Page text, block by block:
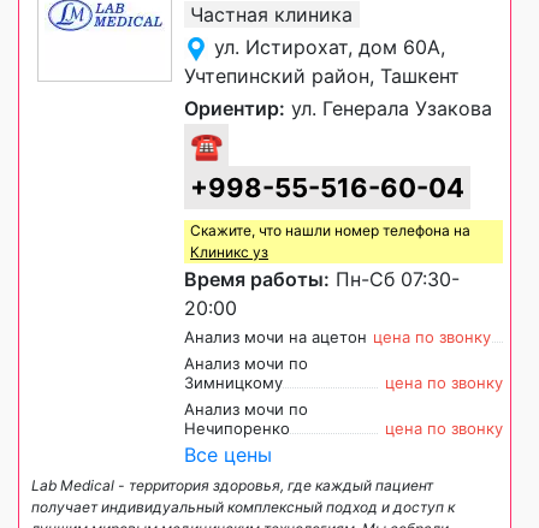
Частная клиника
ул. Истирохат, дом 60А,
Учтепинский район, Ташкент
Ориентир: ул. Генерала Узакова
☎
+998-55-516-60-04
Скажите, что нашли номер телефона на
Клиникс уз
Время работы: Пн-Сб 07:30-
20:00
Анализ мочи на ацетон цена по звонку
Анализ мочи по
Зимницкому
цена по звонку
Анализ мочи по
Нечипоренко
цена по звонку
Все цены
Lab Medical - территория здоровья, где каждый пациент
получает индивидуальный комплексный подход и доступ к